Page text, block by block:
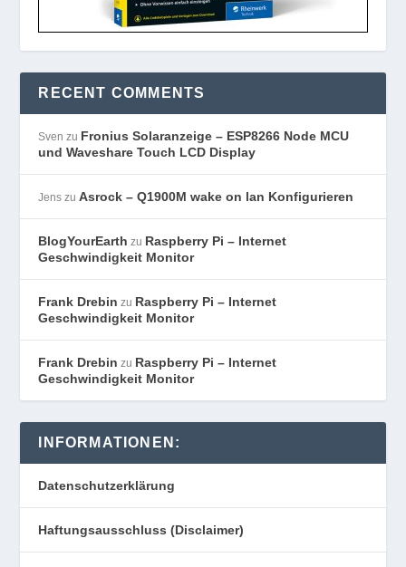
RECENT COMMENTS
Sven zu Fronius Solaranzeige – ESP8266 Node MCU
und Waveshare Touch LCD Display
Jens zuAsrock – Q1900M wake on lan Konfigurieren
BlogYourEarth zu Raspberry Pi – Internet
Geschwindigkeit Monitor
Frank Drebin zu Raspberry Pi – Internet
Geschwindigkeit Monitor
Frank Drebin zu Raspberry Pi – Internet
Geschwindigkeit Monitor
INFORMATIONEN:
Datenschutzerklärung
Haftungsausschluss (Disclaimer)